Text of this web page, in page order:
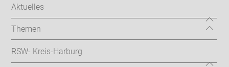
Aktuelles
Themen
RSW- Kreis-Harburg